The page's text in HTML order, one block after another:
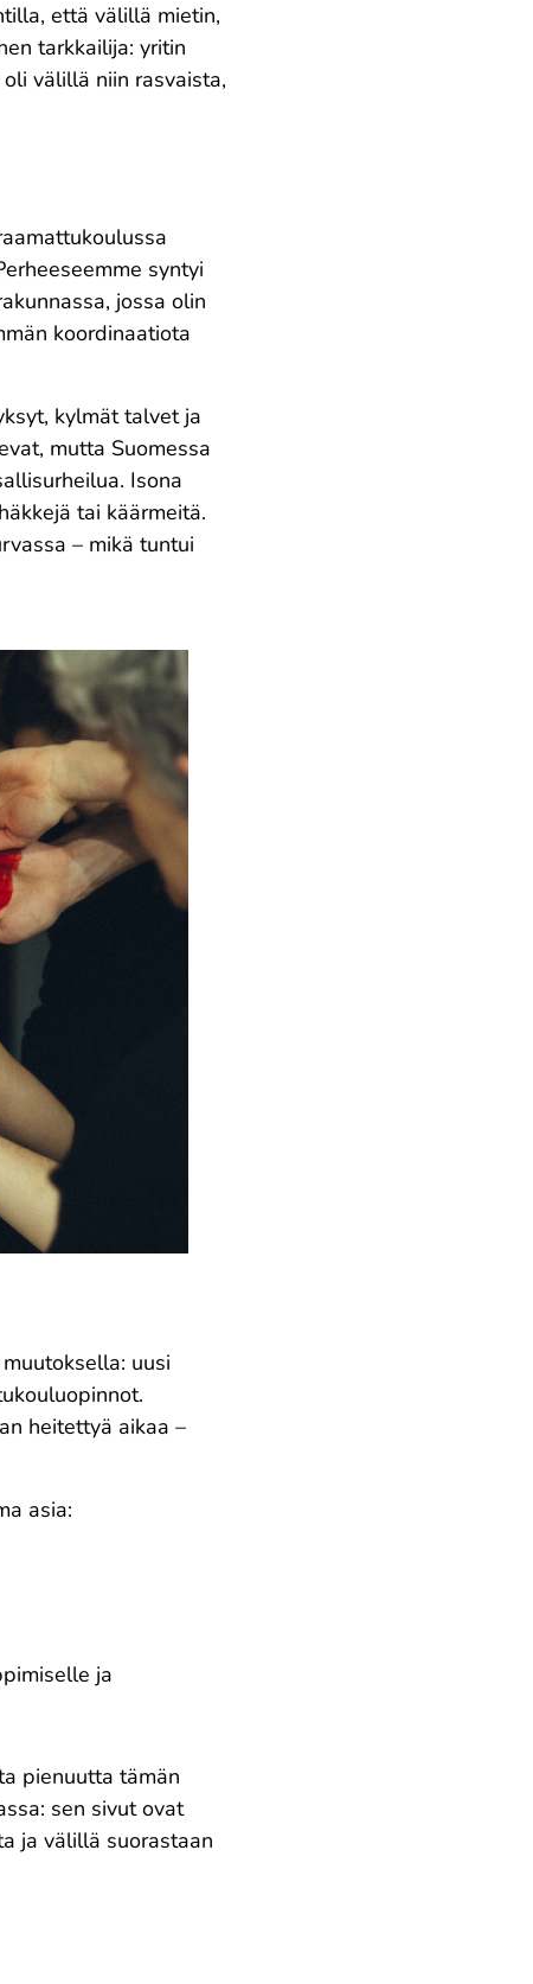
että välillä mietin,
tarkkailija: yritin
välillä niin rasvaista,
syntyi
jossa olin
koordinaatiota
kylmät talvet ja
mutta Suomessa
Isona
tai käärmeitä.
– mikä tuntui
uusi
heitettyä aikaa –
asia:
ja
pienuutta tämän
sen sivut ovat
ja välillä suorastaan